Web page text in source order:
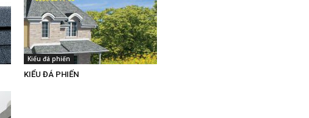
Kiểu đá phiến
KIỂU ĐÁ PHIẾN